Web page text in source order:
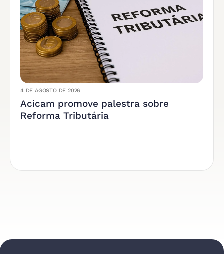
4 DE AGOSTO DE 2026
Acicam promove palestra sobre
Reforma Tributária